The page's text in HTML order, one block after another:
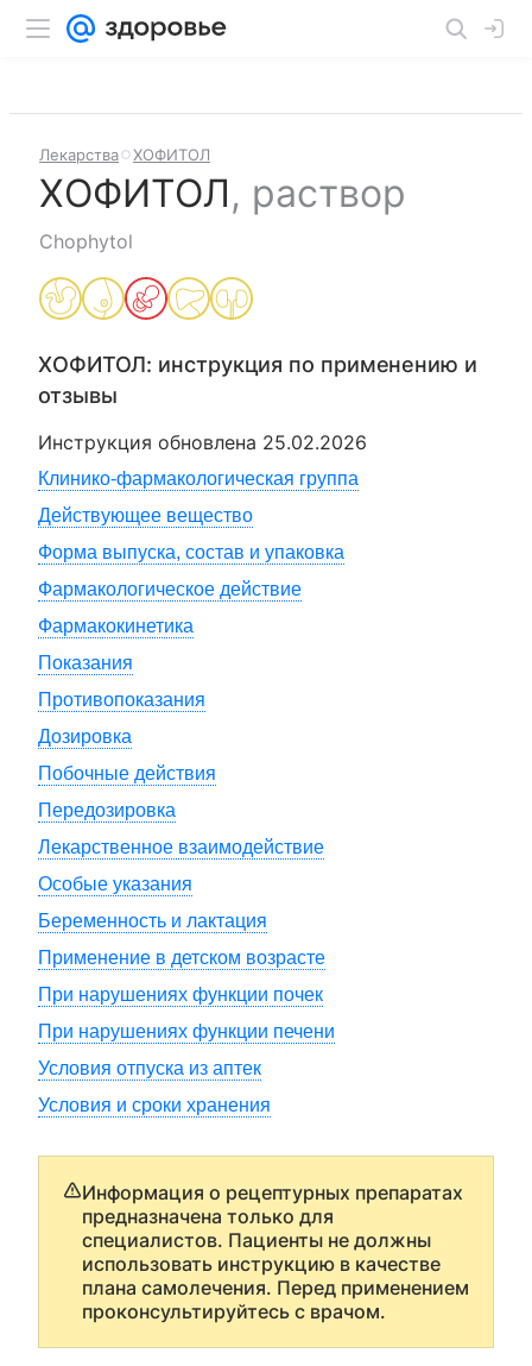
Лекарства ХОФИТОЛ
ХОФИТОЛ, раствор
Chophytol
ХОФИТОЛ: инструкция по применению и
отзывы
Инструкция обновлена 25.02.2026
Клинико-фармакологическая группа
Действующее вещество
Форма выпуска, состав и упаковка
Фармакологическое действие
Фармакокинетика
Показания
Противопоказания
Дозировка
Побочные действия
Передозировка
Лекарственное взаимодействие
Особые указания
Беременность и лактация
Применение в детском возрасте
При нарушениях функции почек
При нарушениях функции печени
Условия отпуска из аптек
Условия и сроки хранения
Информация о рецептурных препаратах
предназначена только для
специалистов. Пациенты не должны
использовать инструкцию в качестве
плана самолечения. Перед применением
проконсультируйтесь с врачом.